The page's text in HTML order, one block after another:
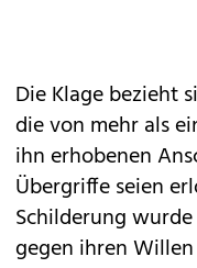
Die Klage bezieht
die von mehr als
ihn erhobenen
Übergriffe seien
Schilderung
gegen ihren